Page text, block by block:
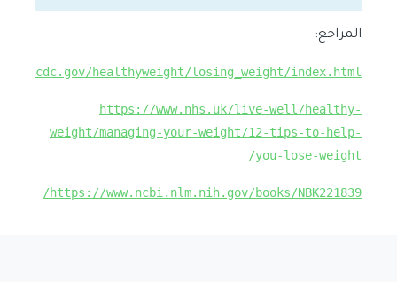
المراجع:
healthyweight/losing_weight/index.html
https://www.nhs.uk/live-well/healthy-
weight/managing-your-weight/12-tips-to-help-
you-lose-weight/
https://www.ncbi.nlm.nih.gov/books/NBK221839/